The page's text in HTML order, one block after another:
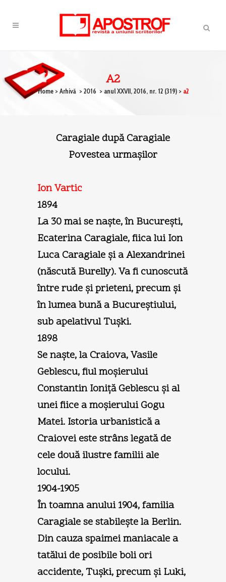
A2
Home> Arhivă > 2016 > anul XXVII, 2016, nr. 12 (319)> a2
Caragiale după Caragiale
Povestea urmaşilor
Ion Vartic
1894
La 30 mai se naşte, în Bucureşti,
Ecaterina Caragiale, fiica lui Ion
Luca Caragiale şi a Alexandrinei
(născută Burelly). Va fi cunoscută
între rude şi prieteni, precum şi
în lumea bună a Bucureştiului,
sub apelativul Tuşki.
1898
Se naşte, la Craiova, Vasile
Geblescu, fiul moşierului
Constantin Ioniţă Geblescu şi al
unei fiice a moşierului Gogu
Matei. Istoria urbanistică a
Craiovei este strâns legată de
cele două ilustre familii ale
locului.
1904-1905
În toamna anului 1904, familia
Caragiale se stabileşte la Berlin.
Din cauza spaimei maniacale a
tatălui de posibile boli ori
accidente, Tuşki, precum şi Luki,